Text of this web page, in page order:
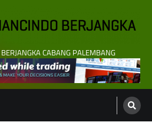
CABANG PALEMBANG